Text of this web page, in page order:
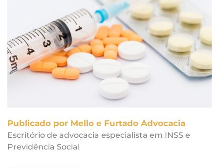
Publicado por Mello e Furtado Advocacia
Escritório de advocacia especialista em INSS e
Previdência Social